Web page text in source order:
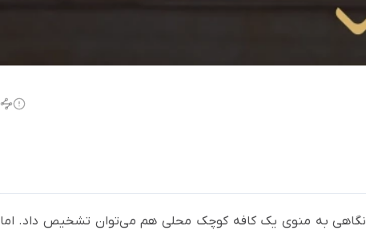
نگاهی به منوی یک کافه کوچک محلی هم می‌توان تشخیص داد. اما